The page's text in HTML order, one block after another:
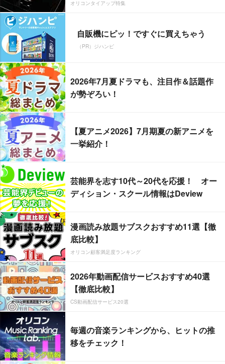
オリコンタイアップ特集
自販機にピッ！ですぐに買えちゃう
（PR）ジハンピ
2026年7月夏ドラマも、注目作＆話題作
が勢ぞろい！
【夏アニメ2026】7月期夏の新アニメを
一挙紹介！
芸能界を志す10代～20代を応援！ オー
ディション・スクール情報はDeview
漫画読み放題サブスクおすすめ11選【徹
底比較】
オリコン顧客満足度ランキング
2026年動画配信サービスおすすめ40選
【徹底比較】
CS動画配信サービス20選
毎週の音楽ランキングから、ヒットの推
移をチェック！